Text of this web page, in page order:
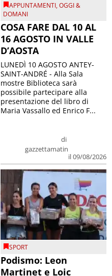
APPUNTAMENTI,OGGI &
DOMANI
COSA FARE DAL 10 AL
16 AGOSTO IN VALLE
D’AOSTA
di
gazzettamatin
il 09/08/2026
LUNEDÌ 10 AGOSTO ANTEY-
SAINT-ANDRÉ - Alla Sala
mostre Biblioteca sarà
possibile partecipare alla
presentazione del libro di
Maria Vassallo ed Enrico F...
SPORT
Podismo: Leon
Martinet e Loic